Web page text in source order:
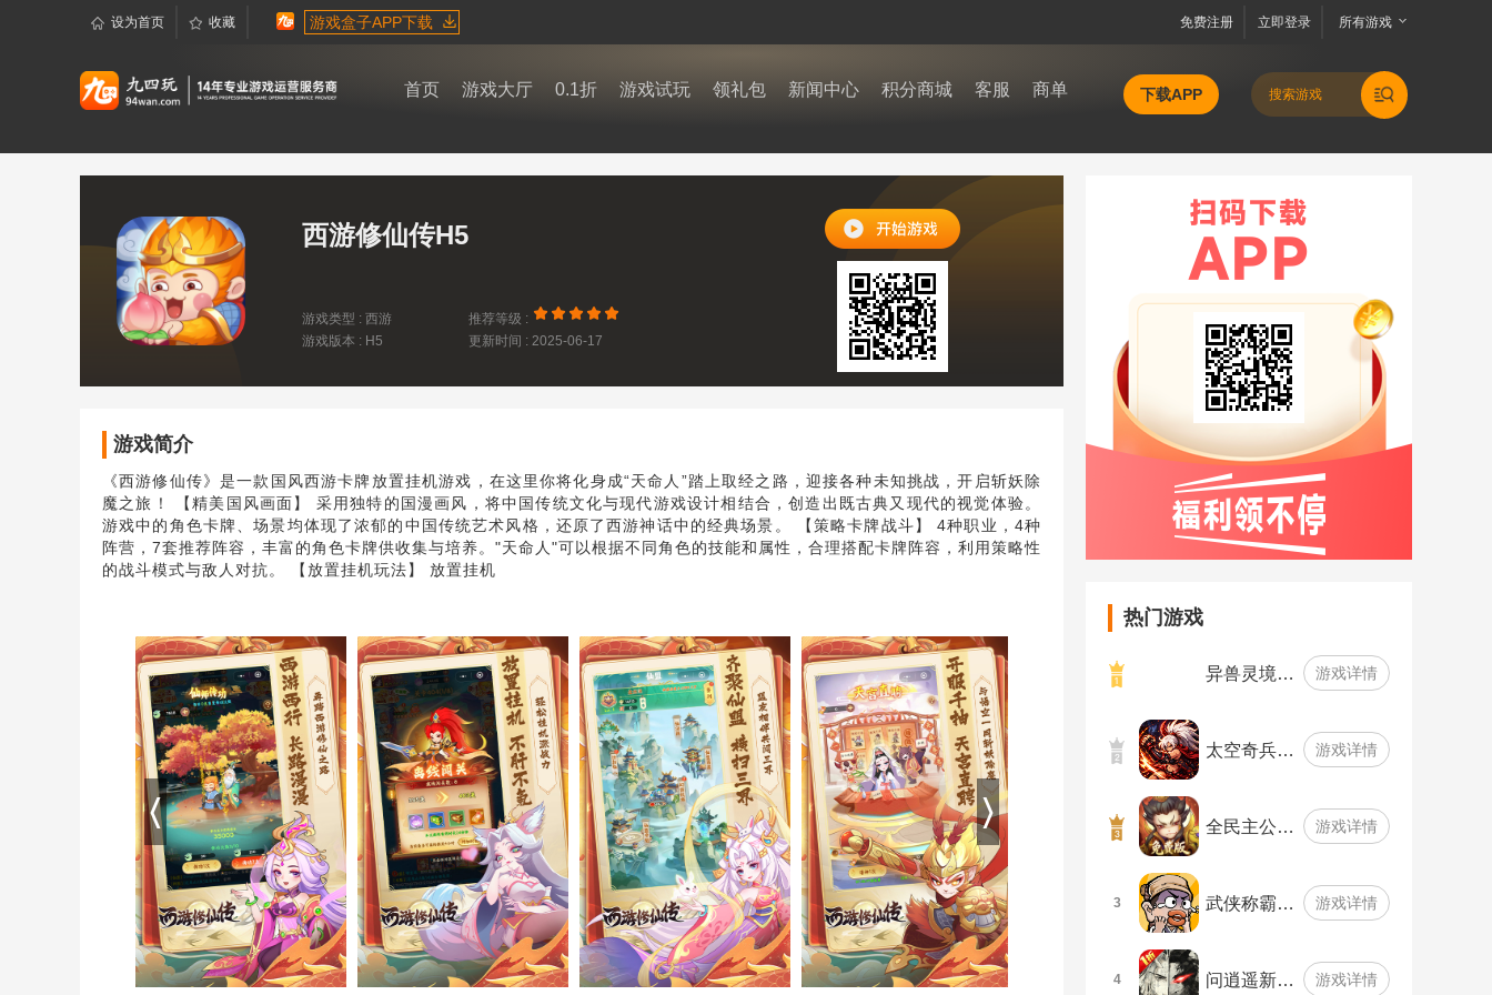
设为首页 收藏 游戏盒子APP下载 所有游戏
立即登录
免费注册
首页 游戏大厅 0.1折 游戏试玩 领礼包 新闻中心 积分商城 客服 商单 下载APP
西游修仙传H5
游戏类型 : 西游
游戏版本 : H5
推荐等级 :
更新时间 : 2025-06-17
游戏简介
《西游修仙传》是一款国风西游卡牌放置挂机游戏，在这里你将化身成“天命人”踏上取经之路，迎接各种未知挑战，开启斩妖除
魔之旅！ 【精美国风画面】 采用独特的国漫画风，将中国传统文化与现代游戏设计相结合，创造出既古典又现代的视觉体验。
游戏中的角色卡牌、场景均体现了浓郁的中国传统艺术风格，还原了西游神话中的经典场景。 【策略卡牌战斗】 4种职业，4种
阵营，7套推荐阵容，丰富的角色卡牌供收集与培养。"天命人"可以根据不同角色的技能和属性，合理搭配卡牌阵容，利用策略性
的战斗模式与敌人对抗。 【放置挂机玩法】 放置挂机
热门游戏
异兽灵境… 游戏详情
太空奇兵… 游戏详情
全民主公… 游戏详情
3 武侠称霸… 游戏详情
4 问逍遥新… 游戏详情